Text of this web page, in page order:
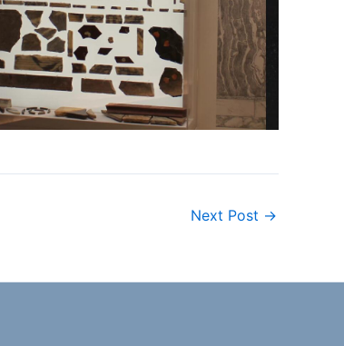
Next Post →